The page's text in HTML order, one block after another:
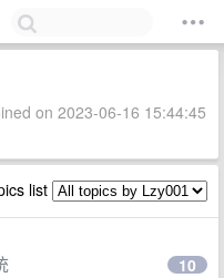
on 2023-06-16 15:44:45
list
10